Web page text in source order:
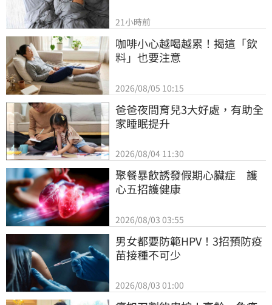
21小時前
咖啡小心越喝越累！揭這「飲
料」也要注意
2026/08/05 10:15
爸爸夜間育兒3大好處，有助全
家睡眠提升
2026/08/04 11:30
聚餐暴飲誘發假期心臟症　護
心五招護健康
2026/08/03 03:55
男女都要防範HPV！3招預防疫
苗接種不可少
2026/08/03 01:00